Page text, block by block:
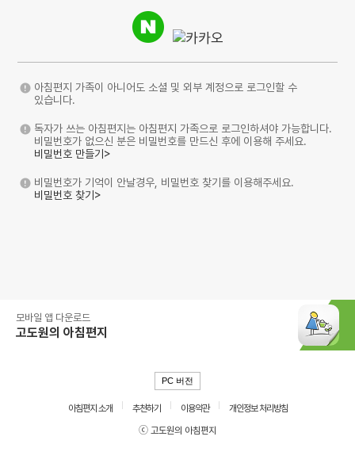
아침편지 가족이 아니어도 소셜 및 외부 계정으로 로그인할 수
있습니다.
독자가 쓰는 아침편지는 아침편지 가족으로 로그인하셔야 가능합니다.
비밀번호가 없으신 분은 비밀번호를 만드신 후에 이용해 주세요.
비밀번호 만들기>
비밀번호가 기억이 안날경우, 비밀번호 찾기를 이용해주세요.
비밀번호 찾기>
모바일 앱 다운로드
고도원의 아침편지
PC 버전
아침편지 소개 추천하기 이용약관
개인정보 처리방침
ⓒ 고도원의 아침편지